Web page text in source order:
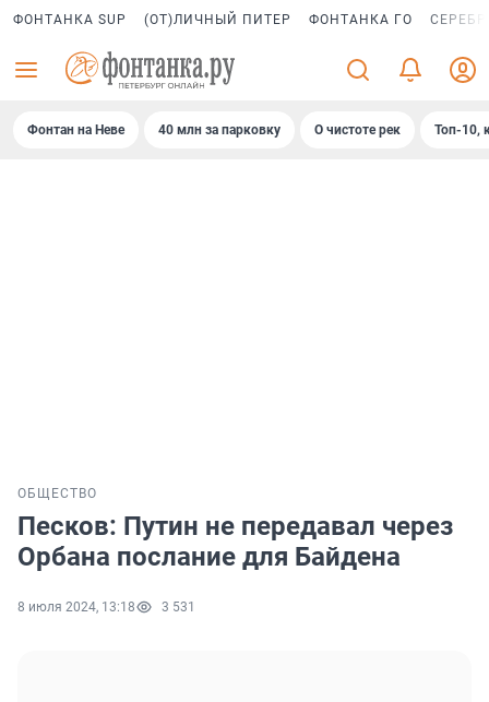
ФОНТАНКА SUP (ОТ)ЛИЧНЫЙ ПИТЕР ФОНТАНКА ГО
Фонтан на Неве 40 млн за парковку О чистоте рек Топ-10,
ОБЩЕСТВО
Песков: Путин не передавал через
Орбана послание для Байдена
8 июля 2024, 13:18 3 531